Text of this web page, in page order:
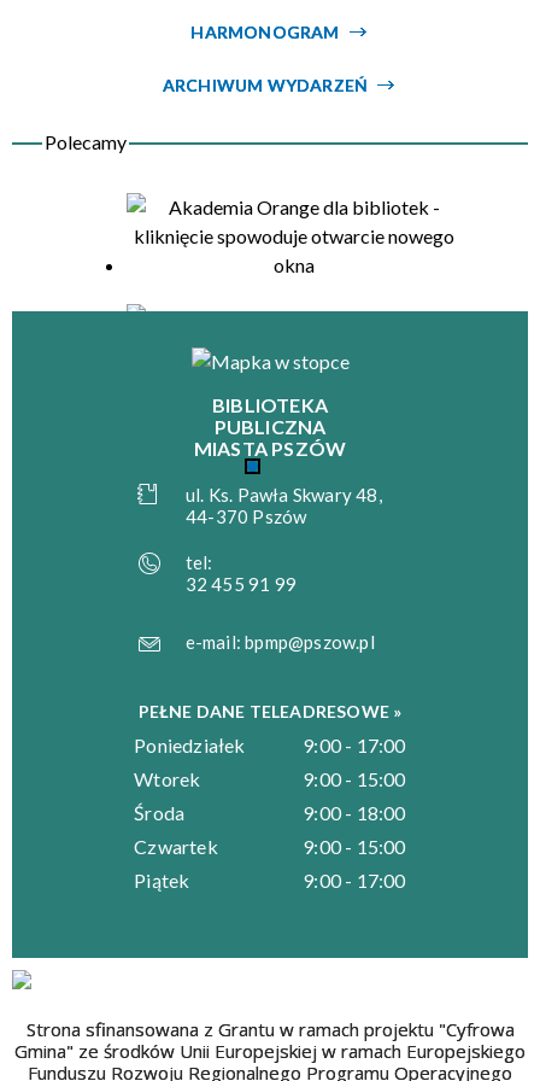
HARMONOGRAM
ARCHIWUM WYDARZEŃ
BIBLIOTEKA
PUBLICZNA
MIASTA PSZÓW
ul. Ks. Pawła Skwary 48,
44-370 Pszów
tel:
32 455 91 99
e-mail:bpmp@pszow.pl
PEŁNE DANE TELEADRESOWE »
Poniedziałek
9:00 - 17:00
Wtorek
9:00 - 15:00
Środa
9:00 - 18:00
Czwartek
9:00 - 15:00
Piątek
9:00 - 17:00
Strona sfinansowana z Grantu w ramach projektu "Cyfrowa
Gmina" ze środków Unii Europejskiej w ramach Europejskiego
Funduszu Rozwoju Regionalnego Programu Operacyjnego